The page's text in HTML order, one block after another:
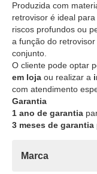
Produzida com
retrovisor é ideal
riscos profundos ou
a função do
conjunto.
O cliente pode optar
em loja ou realizar a
com atendimento
Garantia
1 ano de garantia
3 meses de garantia
Marca